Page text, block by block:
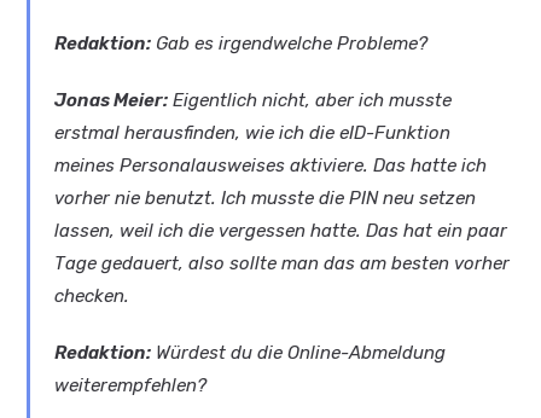
Redaktion: Gab es irgendwelche Probleme?
Jonas Meier: Eigentlich nicht, aber ich musste
erstmal herausfinden, wie ich die eID-Funktion
meines Personalausweises aktiviere. Das hatte ich
vorher nie benutzt. Ich musste die PIN neu setzen
lassen, weil ich die vergessen hatte. Das hat ein paar
Tage gedauert, also sollte man das am besten vorher
checken.
Redaktion: Würdest du die Online-Abmeldung
weiterempfehlen?